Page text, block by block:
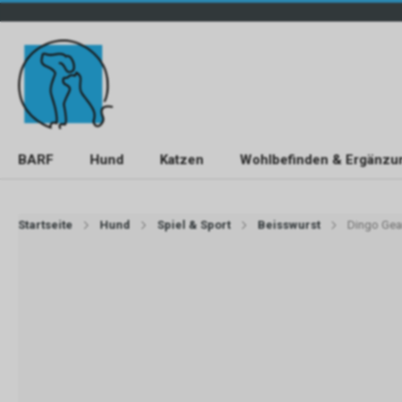
BARF Hund Katzen Wohlbefinden &
Startseite Hund Spiel & Sport Beisswurst Dingo